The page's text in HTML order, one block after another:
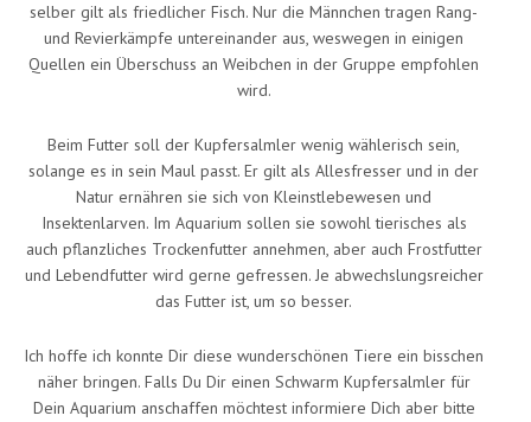
selber gilt als friedlicher Fisch. Nur die Männchen tragen Rang-
und Revierkämpfe untereinander aus, weswegen in einigen
Quellen ein Überschuss an Weibchen in der Gruppe empfohlen
wird.
Beim Futter soll der Kupfersalmler wenig wählerisch sein,
solange es in sein Maul passt. Er gilt als Allesfresser und in der
Natur ernähren sie sich von Kleinstlebewesen und
Insektenlarven. Im Aquarium sollen sie sowohl tierisches als
auch pflanzliches Trockenfutter annehmen, aber auch Frostfutter
und Lebendfutter wird gerne gefressen. Je abwechslungsreicher
das Futter ist, um so besser.
Ich hoffe ich konnte Dir diese wunderschönen Tiere ein bisschen
näher bringen. Falls Du Dir einen Schwarm Kupfersalmler für
Dein Aquarium anschaffen möchtest informiere Dich aber bitte